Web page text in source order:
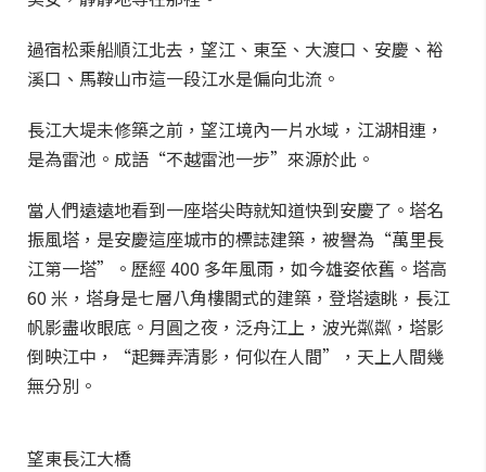
過宿松乘船順江北去，望江、東至、大渡口、安慶、裕
溪口、馬鞍山市這一段江水是偏向北流。
長江大堤未修築之前，望江境內一片水域，江湖相連，
是為雷池。成語“不越雷池一步”來源於此。
當人們遠遠地看到一座塔尖時就知道快到安慶了。塔名
振風塔，是安慶這座城市的標誌建築，被譽為“萬里長
江第一塔”。歷經 400 多年風雨，如今雄姿依舊。塔高
60 米，塔身是七層八角樓閣式的建築，登塔遠眺，長江
帆影盡收眼底。月圓之夜，泛舟江上，波光粼粼，塔影
倒映江中，“起舞弄清影，何似在人間”，天上人間幾
無分別。
望東長江大橋